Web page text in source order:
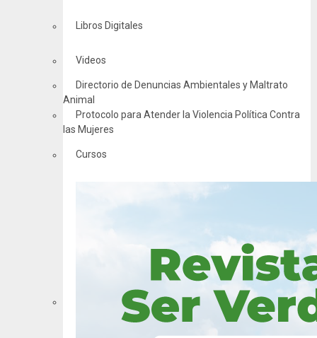
Libros Digitales
Videos
Directorio de Denuncias Ambientales y Maltrato
Animal
Protocolo para Atender la Violencia Política Contra
las Mujeres
Cursos